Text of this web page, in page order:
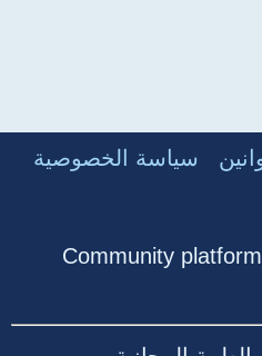
سياسة الخصوصية
Community